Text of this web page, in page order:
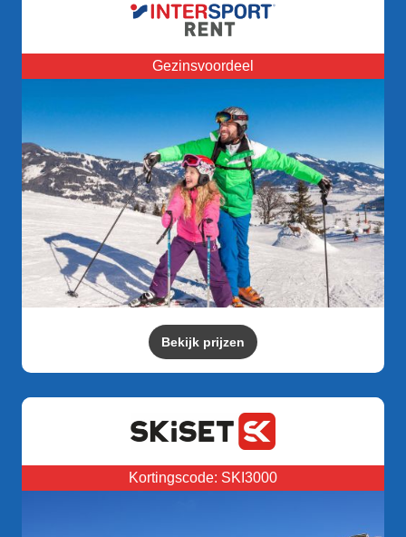
Gezinsvoordeel
Bekijk prijzen
Kortingscode: SKI3000